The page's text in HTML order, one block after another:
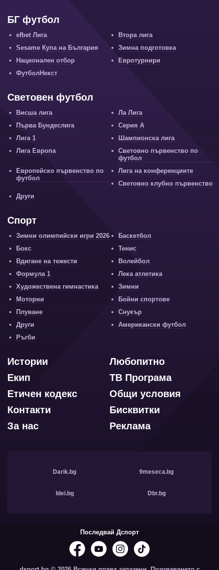
БГ футбол
efbet Лига
Втора лига
Sesame Купа на България
Зимна подготовка
Национален отбор
Евротурнири
ФутболНекст
Световен футбол
Висша лига
Ла Лига
Първа Бундеслига
Серия А
Лига 1
Шампионска лига
Лига Европа
Световно първенство по
футбол
Европейско първенство по
футбол
Лига на конференциите
Световно клубно първенство
Други
Спорт
Зимни олимпийски игри 2026
Баскетбол
Бокс
Тенис
Вдигане на тежести
Волейбол
Формула 1
Лека атлетика
Художествена гимнастика
Зимни
Моторни
Бойни спортове
Плуване
Снукър
Други
Американски футбол
Ръгби
Любопитно
Истории
ТВ Програма
Екип
Общи условия
Етичен кодекс
Бисквитки
Контакти
Реклама
За нас
Darik.bg 9meseca.bg
Idei.bg Dbr.bg
Последвай Дспорт